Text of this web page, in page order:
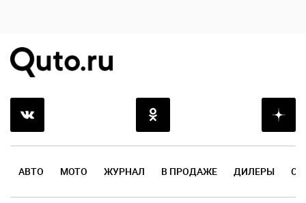
АВТО МОТО ЖУРНАЛ В ПРОДАЖЕ ДИЛЕРЫ